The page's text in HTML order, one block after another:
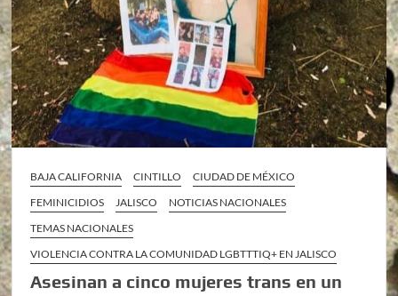
BAJA CALIFORNIA CINTILLO
CIUDAD DE MÉXICO
FEMINICIDIOS
JALISCO
NOTICIAS NACIONALES
TEMAS NACIONALES
VIOLENCIA CONTRA LA COMUNIDAD LGBTTTIQ+ EN JALISCO
Asesinan a cinco mujeres trans en un